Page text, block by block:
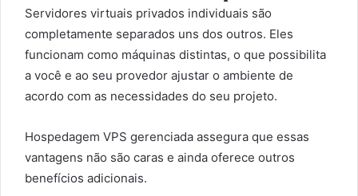
Servidores virtuais privados individuais são
completamente separados uns dos outros. Eles
funcionam como máquinas distintas, o que possibilita
a você e ao seu provedor ajustar o ambiente de
acordo com as necessidades do seu projeto.
Hospedagem VPS gerenciada assegura que essas
vantagens não são caras e ainda oferece outros
benefícios adicionais.